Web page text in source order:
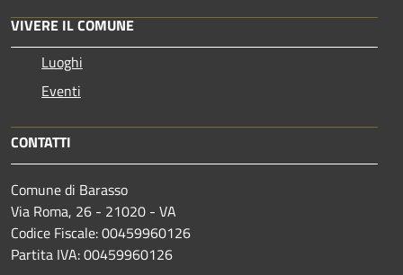
VIVERE IL COMUNE
Luoghi
Eventi
CONTATTI
Comune di Barasso
Via Roma, 26 - 21020 - VA
Codice Fiscale: 00459960126
Partita IVA: 00459960126